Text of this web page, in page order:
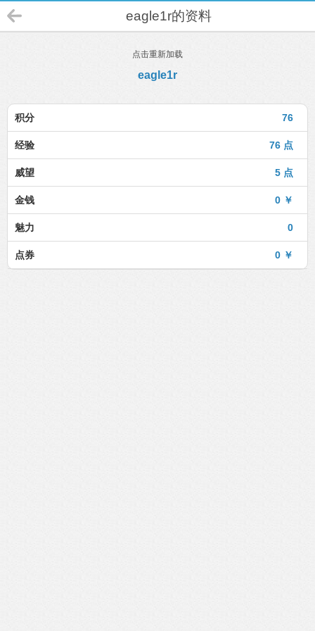
eagle1r的资料
点击重新加载
eagle1r
76
积分
76 点
经验
5 点
威望
0 ￥
金钱
0
魅力
0 ￥
点券